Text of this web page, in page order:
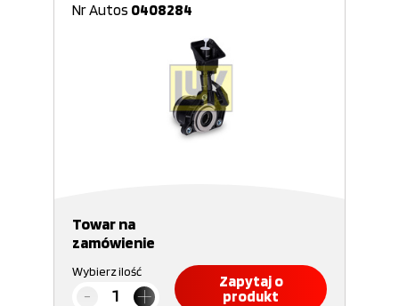
Nr Autos 0408284
Towar na
zamówienie
Wybierz ilość
Zapytaj o
produkt